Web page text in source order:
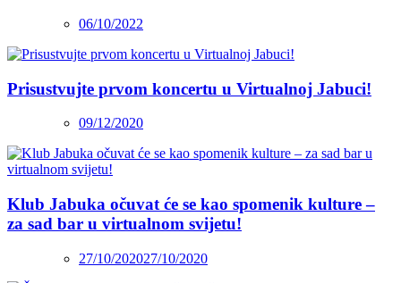
06/10/2022
Prisustvujte prvom koncertu u Virtualnoj Jabuci!
09/12/2020
Klub Jabuka očuvat će se kao spomenik kulture –
za sad bar u virtualnom svijetu!
27/10/202027/10/2020